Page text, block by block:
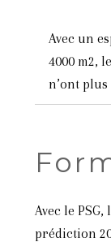
Avec un
4000 m2,
n’ont plus
Avec le
prédiction